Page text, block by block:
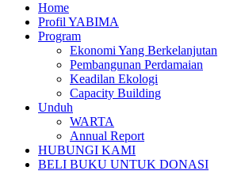
Home
Profil YABIMA
Program
Ekonomi Yang Berkelanjutan
Pembangunan Perdamaian
Keadilan Ekologi
Capacity Building
Unduh
WARTA
Annual Report
HUBUNGI KAMI
BELI BUKU UNTUK DONASI